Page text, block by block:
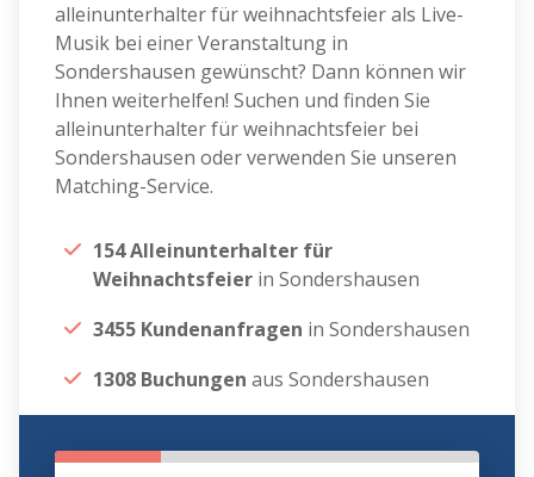
alleinunterhalter für weihnachtsfeier als Live-
Musik bei einer Veranstaltung in
Sondershausen gewünscht? Dann können wir
Ihnen weiterhelfen! Suchen und finden Sie
alleinunterhalter für weihnachtsfeier bei
Sondershausen oder verwenden Sie unseren
Matching-Service.
154 Alleinunterhalter für
Weihnachtsfeier in Sondershausen
3455 Kundenanfragen in Sondershausen
1308 Buchungen aus Sondershausen